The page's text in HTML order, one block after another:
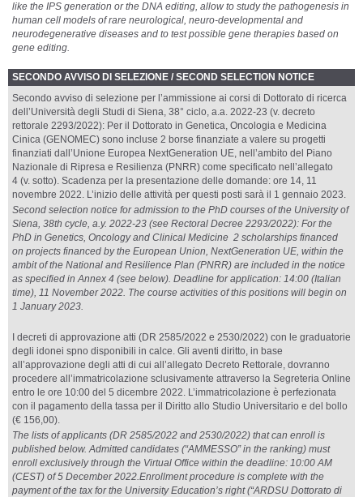
like the IPS generation or the DNA editing, allow to study the pathogenesis in
human cell models of rare neurological, neuro-developmental and
neurodegenerative diseases and to test possible gene therapies based on
gene editing.
SECONDO AVVISO DI SELEZIONE / SECOND SELECTION NOTICE
Secondo avviso di selezione per l’ammissione ai corsi di Dottorato di ricerca
dell’Università degli Studi di Siena, 38° ciclo, a.a. 2022-23 (v. decreto
rettorale 2293/2022): Per il Dottorato in Genetica, Oncologia e Medicina
Cinica (GENOMEC) sono incluse 2 borse finanziate a valere su progetti
finanziati dall’Unione Europea NextGeneration UE, nell’ambito del Piano
Nazionale di Ripresa e Resilienza (PNRR) come specificato nell’allegato
4 (v. sotto). Scadenza per la presentazione delle domande: ore 14, 11
novembre 2022. L’inizio delle attività per questi posti sarà il 1 gennaio 2023.
Second selection notice for admission to the PhD courses of the University of
Siena, 38th cycle, a.y. 2022-23 (see Rectoral Decree 2293/2022): For the
PhD in Genetics, Oncology and Clinical Medicine 2 scholarships financed
on projects financed by the European Union, NextGeneration UE, within the
ambit of the National and Resilience Plan (PNRR) are included in the notice
as specified in Annex 4 (see below). Deadline for application: 14:00 (Italian
time), 11 November 2022. The course activities of this positions will begin on
1 January 2023.
I decreti di approvazione atti (DR 2585/2022 e 2530/2022) con le graduatorie
degli idonei spno disponibili in calce. Gli aventi diritto, in base
all’approvazione degli atti di cui all’allegato Decreto Rettorale, dovranno
procedere all’immatricolazione sclusivamente attraverso la Segreteria Online
entro le ore 10:00 del 5 dicembre 2022. L’immatricolazione è perfezionata
con il pagamento della tassa per il Diritto allo Studio Universitario e del bollo
(€ 156,00).
The lists of applicants (DR 2585/2022 and 2530/2022) that can enroll is
published below. Admitted candidates (“AMMESSO” in the ranking) must
enroll exclusively through the Virtual Office within the deadline: 10:00 AM
(CEST) of 5 December 2022.Enrollment procedure is complete with the
payment of the tax for the University Education’s right (“ARDSU Dottorato di